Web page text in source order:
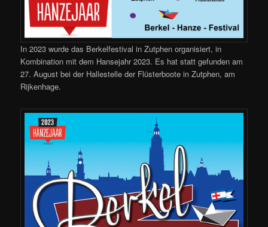
In 2023 wurde das Berkelfestival in Zutphen organisiert, in
Kombination mit dem Hansejahr 2023. Es hat statt gefunden am
27. August bei der Hallestelle der Flüsterboote in Zutphen, am
Rijkenhage.